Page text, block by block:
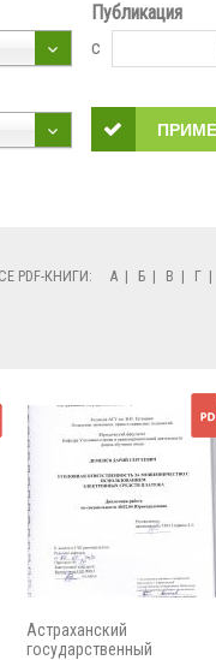
Публикация
с
PDF-КНИГИ: А | Б | В | Г |
Астраханский
государственный